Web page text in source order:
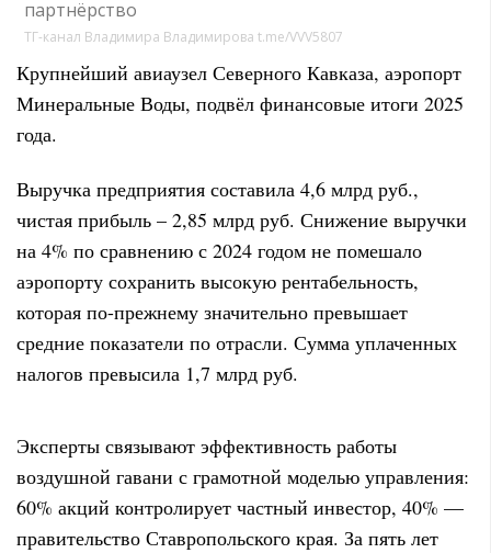
партнёрство
ТГ-канал Владимира Владимирова t.me/VVV5807
Крупнейший авиаузел Северного Кавказа, аэропорт
Минеральные Воды, подвёл финансовые итоги 2025
года.
Выручка предприятия составила 4,6 млрд руб.,
чистая прибыль – 2,85 млрд руб. Снижение выручки
на 4% по сравнению с 2024 годом не помешало
аэропорту сохранить высокую рентабельность,
которая по-прежнему значительно превышает
средние показатели по отрасли. Сумма уплаченных
налогов превысила 1,7 млрд руб.
Эксперты связывают эффективность работы
воздушной гавани с грамотной моделью управления:
60% акций контролирует частный инвестор, 40% —
правительство Ставропольского края. За пять лет